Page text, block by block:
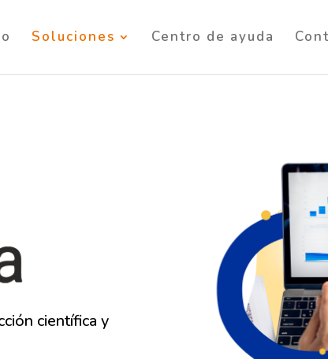
Soluciones Centro de ayuda
científica y